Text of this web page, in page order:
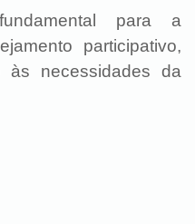
para a
participativo,
às necessidades da